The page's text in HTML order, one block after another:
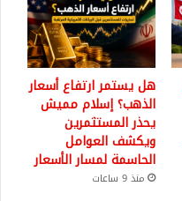
هل يستمر ارتفاع أسعار
الذهب؟ إسلام مميش
يحذر المستثمرين
ويكشف العوامل
الحاسمة لمسار الأسعار
منذ 9 ساعات